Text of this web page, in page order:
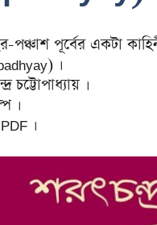
পঞ্চাশ পূর্বের একটা
।
চট্টোপাধ্যায় ।
।
।